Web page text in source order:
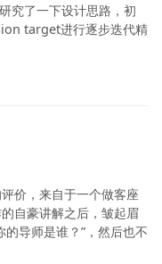
究了一下设计思路，初
target进行逐步迭代精
价，来自于一个做客座
自豪讲解之后，皱起眉
导师是谁？”，然后也不